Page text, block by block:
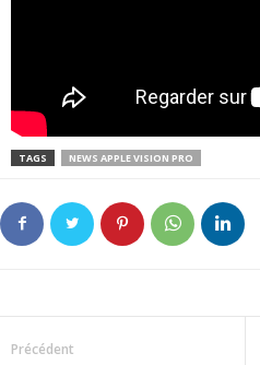
TAGS NEWS APPLE VISION PRO
Précédent